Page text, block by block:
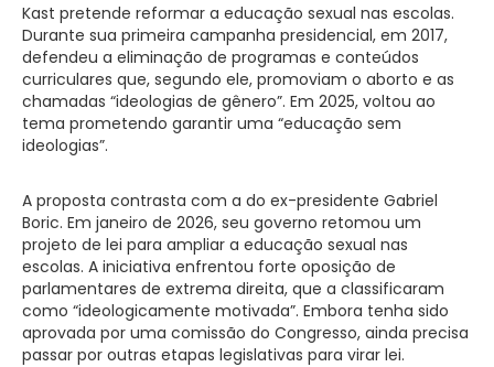
Kast pretende reformar a educação sexual nas escolas.
Durante sua primeira campanha presidencial, em 2017,
defendeu a eliminação de programas e conteúdos
curriculares que, segundo ele, promoviam o aborto e as
chamadas “ideologias de gênero”. Em 2025, voltou ao
tema prometendo garantir uma “educação sem
ideologias”.
A proposta contrasta com a do ex-presidente Gabriel
Boric. Em janeiro de 2026, seu governo retomou um
projeto de lei para ampliar a educação sexual nas
escolas. A iniciativa enfrentou forte oposição de
parlamentares de extrema direita, que a classificaram
como “ideologicamente motivada”. Embora tenha sido
aprovada por uma comissão do Congresso, ainda precisa
passar por outras etapas legislativas para virar lei.